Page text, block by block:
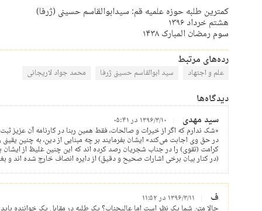
کمترين طلبه حوزه علميه قم: سيدابوالقاسم حسينی (ژرفا)
هشتم خرداد ۱۳۹۶
سوم رمضان المبارک ۱۴۳۸
رده‌های مرتبط
علم و اجتهاد سید ابوالقاسم حسینی ژرفا محمد جواد لاریجانی
دیدگاه‌ها
سید مهدی
۱۳۹۶/۳/۱۰ در ۰۵:۴۱
«شک ندارم که اگر از خيرات و صالحات، فقط همين ربنا در کارنامه آن عزيز
در حق وی اجابت می‌کند» ایشان بفرمایند بر چه مبنایی از دین، به چنین یقینی
کرامت (تقوی) را در جناب شجریان رصد کرده اند که این چنین غلیظ از ایشان
(در کنار بیان برخی اشارات صحیح و دقیق) از دایره انصاف خارج شده اند و
ف
۱۳۹۶/۳/۱۱ در ۱۱:۵۲